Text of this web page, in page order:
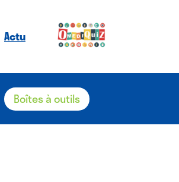
Actu
Boîtes à outils